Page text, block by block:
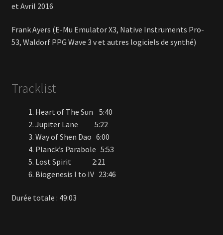
et Avril 2016
Frank Ayers (E-Mu Emulator X3, Native Instruments Pro-
53, Waldorf PPG Wave 3 v et autres logiciels de synthé)
Tracklist
Heart of The Sun 5:40
Jupiter Lane 5:22
Way of Shen Dao 6:00
Planck’s Parabole 5:53
Lost Spirit 2:21
Biogenesis I to IV 23:46
Durée totale : 49:03